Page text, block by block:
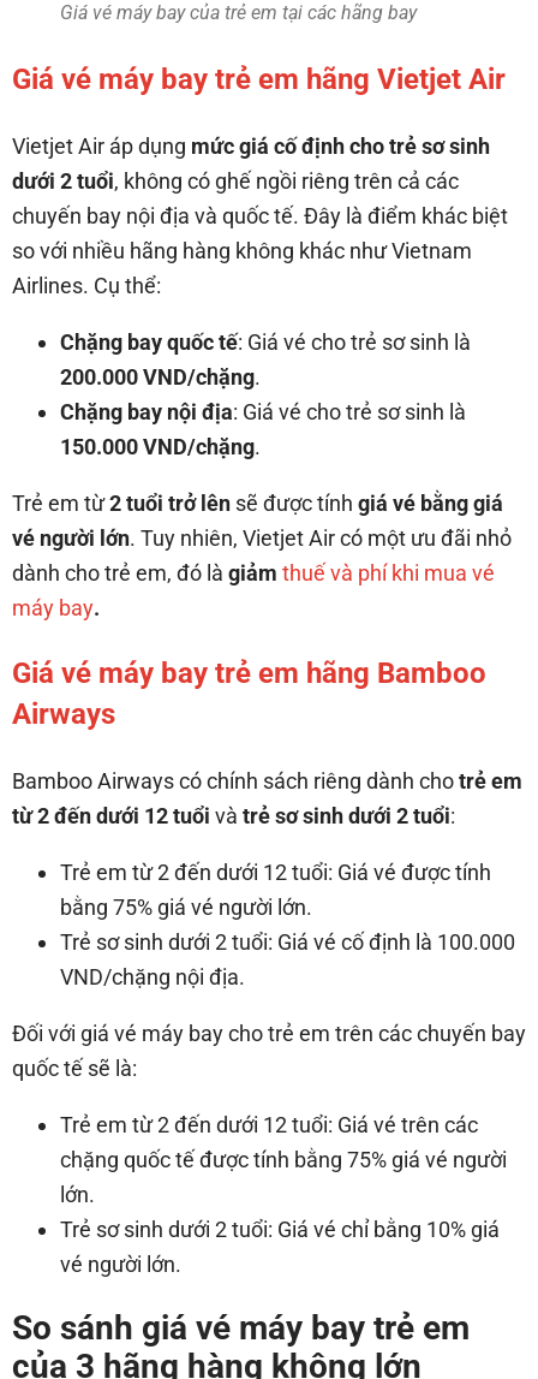
Giá vé máy bay của trẻ em tại các hãng bay
Giá vé máy bay trẻ em hãng Vietjet Air
Vietjet Air áp dụng mức giá cố định cho trẻ sơ sinh
dưới 2 tuổi, không có ghế ngồi riêng trên cả các
chuyến bay nội địa và quốc tế. Đây là điểm khác biệt
so với nhiều hãng hàng không khác như Vietnam
Airlines. Cụ thể:
Chặng bay quốc tế: Giá vé cho trẻ sơ sinh là
200.000 VND/chặng.
Chặng bay nội địa: Giá vé cho trẻ sơ sinh là
150.000 VND/chặng.
Trẻ em từ2 tuổi trở lên sẽ được tính giá vé bằng giá
vé người lớn. Tuy nhiên, Vietjet Air có một ưu đãi nhỏ
dành cho trẻ em, đó là giảm thuế và phí khi mua vé
máy bay.
Giá vé máy bay trẻ em hãng Bamboo
Airways
Bamboo Airways có chính sách riêng dành chotrẻ em
từ 2 đến dưới 12 tuổi và trẻ sơ sinh dưới 2 tuổi:
Trẻ em từ 2 đến dưới 12 tuổi: Giá vé được tính
bằng 75% giá vé người lớn.
Trẻ sơ sinh dưới 2 tuổi: Giá vé cố định là 100.000
VND/chặng nội địa.
Đối với giá vé máy bay cho trẻ em trên các chuyến bay
quốc tế sẽ là:
Trẻ em từ 2 đến dưới 12 tuổi: Giá vé trên các
chặng quốc tế được tính bằng 75% giá vé người
lớn.
Trẻ sơ sinh dưới 2 tuổi: Giá vé chỉ bằng 10% giá
vé người lớn.
So sánh giá vé máy bay trẻ em
của 3 hãng hàng không lớn